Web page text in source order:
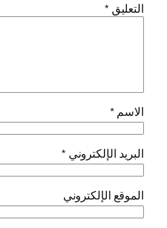
التعليق *
الاسم*
البريد الإلكتروني *
الموقع الإلكتروني